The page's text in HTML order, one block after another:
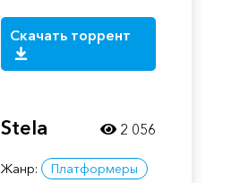
Скачать торрент
Stela
Жанр:
Платформеры
2 056